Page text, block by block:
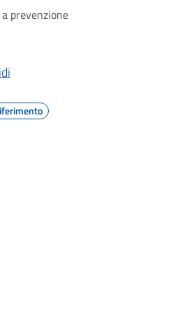
prevenzione